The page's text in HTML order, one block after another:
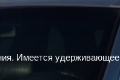
Имеется удерживающее